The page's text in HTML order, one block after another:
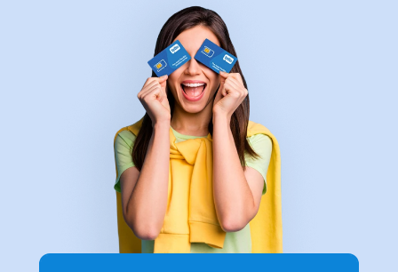
No se ha creado una contraseña
Una letra mayúscula y una minúscula
Un caracter especial
Mantente en contacto para recibir nuestras mejores
ofertas.